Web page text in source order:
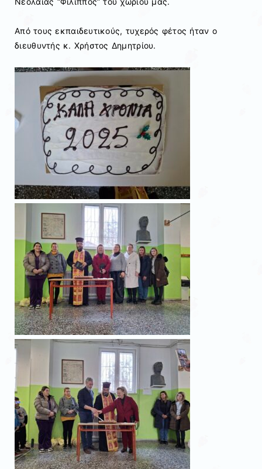
Από τους εκπαιδευτικούς, τυχερός φέτος ήταν ο
διευθυντής κ. Χρήστος Δημητρίου.